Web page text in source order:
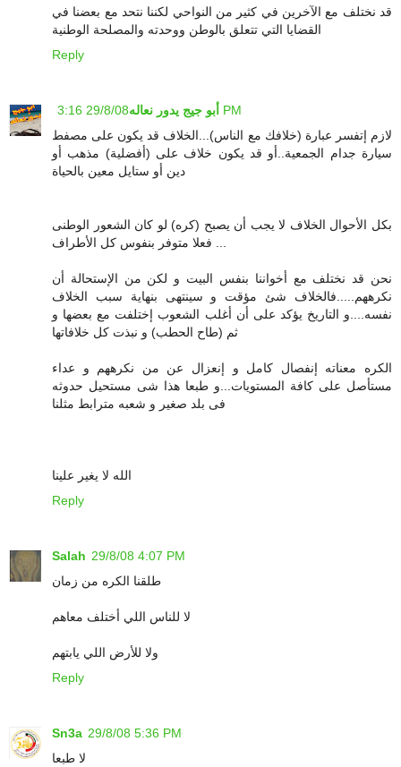
قد نختلف مع الآخرين في كثير من النواحي لكننا نتحد مع بعضنا في
القضايا التي تتعلق بالوطن ووحدته والمصلحة الوطنية
Reply
أبو جيج يدور نعاله 29/8/08 3:16 PM
لازم إتفسر عبارة (خلافك مع الناس)...الخلاف قد يكون على مصفط
سيارة جدام الجمعية..أو قد يكون خلاف على (أفضلية) مذهب أو
دين أو ستايل معين بالحياة
بكل الأحوال الخلاف لا يجب أن يصبح (كره) لو كان الشعور الوطنى
نحن قد نختلف مع أخواننا بنفس البيت و لكن من الإستحالة أن
نكرههم.....فالخلاف شئ مؤقت و سينتهى بنهاية سبب الخلاف
نفسه....و التاريخ يؤكد على أن أغلب الشعوب إختلفت مع بعضها و
ثم (طاح الحطب) و نبذت كل خلافاتها
الكره معناته إنفصال كامل و إنعزال عن من نكرههم و عداء
مستأصل على كافة المستويات...و طبعا هذا شى مستحيل حدوثه
فى بلد صغير و شعبه مترابط مثلنا
الله لا يغير علينا
Reply
Salah 29/8/08 4:07 PM
طلقنا الكره من زمان
لا للناس اللي أختلف معاهم
ولا للأرض اللي يابتهم
Reply
Sn3a 29/8/08 5:36 PM
لا طبعا